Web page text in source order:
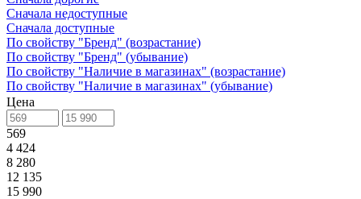
Сначала недоступные
Сначала доступные
По свойству "Бренд" (возрастание)
По свойству "Бренд" (убывание)
По свойству "Наличие в магазинах" (возрастание)
По свойству "Наличие в магазинах" (убывание)
Цена
569
4 424
8 280
12 135
15 990